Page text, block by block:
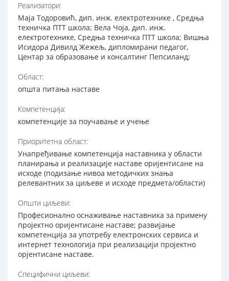
Реализатори:
Маја Тодоровић, дип. инж. електротехнике , Средња
техничка ПТТ школа; Вела Чоја, дип. инж.
електротехнике, Средња техничка ПТТ школа; Вишња
Исидора Дивилд Жежељ, дипломирани педагог,
Центар за образовање и консалтинг Пепсиланд;
Област:
општа питања наставе
Компетенција:
компетенције за поучавање и учење
Приоритетна област:
Унапређивање компетенција наставника у области
планирања и реализације наставе оријентисане на
исходе (подизање нивоа методичких знања
релевантних за циљеве и исходе предмета/области)
Општи циљеви:
Професионално оснаживање наставника за примену
пројектно оријентисане наставе; развијање
компетенција за употребу електронских сервиса и
интернет технологија при реализацији пројектно
орјентисане наставе.
Специфични циљеви: